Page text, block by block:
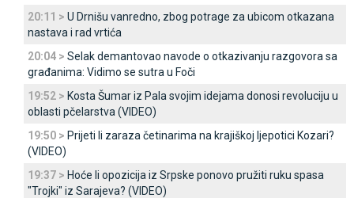
20:11 > U Drnišu vanredno, zbog potrage za ubicom otkazana
nastava i rad vrtića
20:04 > Selak demantovao navode o otkazivanju razgovora sa
građanima: Vidimo se sutra u Foči
19:52 > Kosta Šumar iz Pala svojim idejama donosi revoluciju u
oblasti pčelarstva (VIDEO)
19:50 > Prijeti li zaraza četinarima na krajiškoj ljepotici Kozari?
(VIDEO)
19:37 > Hoće li opozicija iz Srpske ponovo pružiti ruku spasa
"Trojki" iz Sarajeva? (VIDEO)